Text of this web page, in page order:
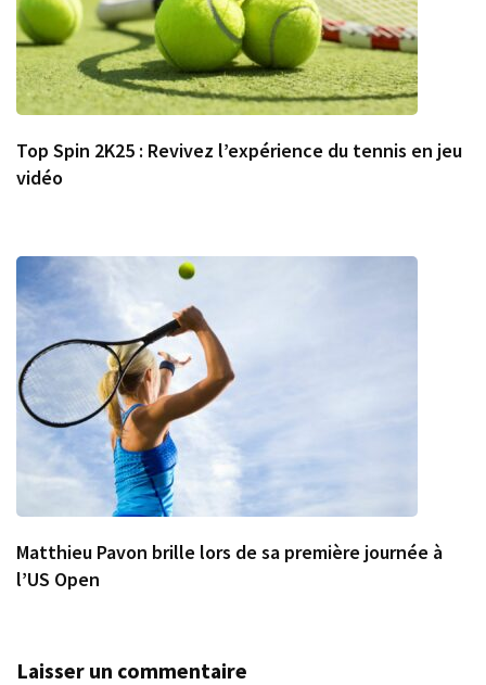
Top Spin 2K25 : Revivez l’expérience du tennis en jeu
vidéo
Matthieu Pavon brille lors de sa première journée à
l’US Open
Laisser un commentaire